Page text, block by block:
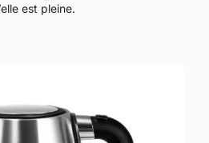
est pleine.